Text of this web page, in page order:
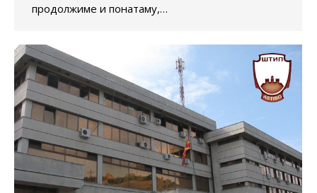
продолжиме и понатаму,…